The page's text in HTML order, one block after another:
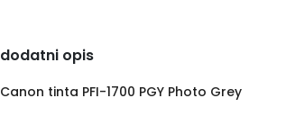
dodatni opis
Canon tinta PFI-1700 PGY Photo Grey